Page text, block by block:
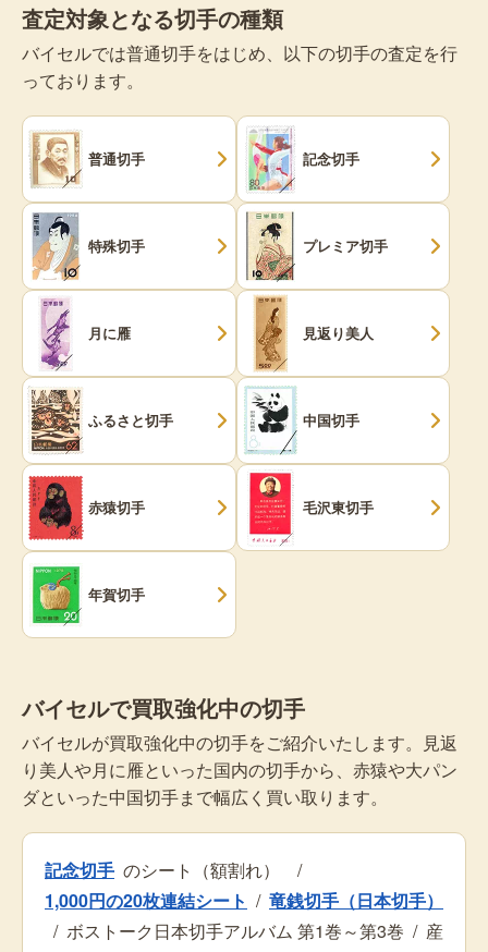
査定対象となる切手の種類
バイセルでは普通切手をはじめ、以下の切手の査定を行
っております。
普通切手 記念切手
特殊切手 プレミア切手
月に雁 見返り美人
ふるさと切手 中国切手
赤猿切手 毛沢東切手
年賀切手
バイセルで買取強化中の切手
バイセルが買取強化中の切手をご紹介いたします。見返
り美人や月に雁といった国内の切手から、赤猿や大パン
ダといった中国切手まで幅広く買い取ります。
記念切手 のシート（額割れ）
/
1,000円の20枚連結シート / 竜銭切手（日本切手）
/ ボストーク日本切手アルバム 第1巻～第3巻 / 産